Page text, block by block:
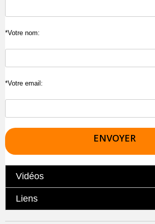
*Votre nom:
*Votre email:
Vidéos
Liens